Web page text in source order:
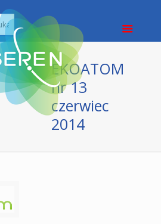
EKOATOM
nr 13
czerwiec
2014